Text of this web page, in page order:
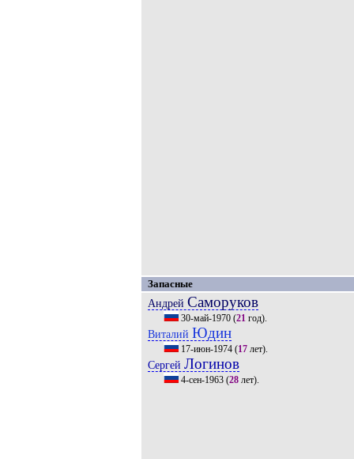
Запасные
Андрей Саморуков
30-май-1970(21год).
Виталий Юдин
17-июн-1974(17лет).
Сергей Логинов
4-сен-1963(28лет).